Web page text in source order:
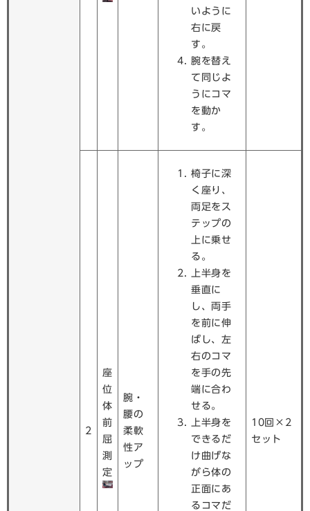
いように
右に戻
す。
腕を替え
て同じよ
うにコマ
を動か
す。
2
座
位
体
前
屈
測
定
腕・
腰の
柔軟
性ア
ップ
椅子に深
く座り、
両足をス
テップの
上に乗せ
る。
上半身を
垂直に
し、両手
を前に伸
ばし、左
右のコマ
を手の先
端に合わ
せる。
上半身を
できるだ
け曲げな
がら体の
正面にあ
るコマだ
10回×2
セット